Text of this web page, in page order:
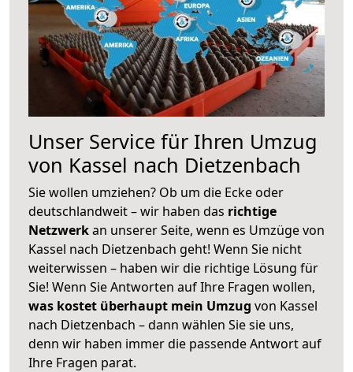
Unser Service für Ihren Umzug
von Kassel nach Dietzenbach
Sie wollen umziehen? Ob um die Ecke oder
deutschlandweit – wir haben das richtige
Netzwerkan unserer Seite, wenn es Umzüge von
Kassel nach Dietzenbach geht! Wenn Sie nicht
weiterwissen – haben wir die richtige Lösung für
Sie! Wenn Sie Antworten auf Ihre Fragen wollen,
was kostet überhaupt mein Umzug von Kassel
nach Dietzenbach – dann wählen Sie sie uns,
denn wir haben immer die passende Antwort auf
Ihre Fragen parat.